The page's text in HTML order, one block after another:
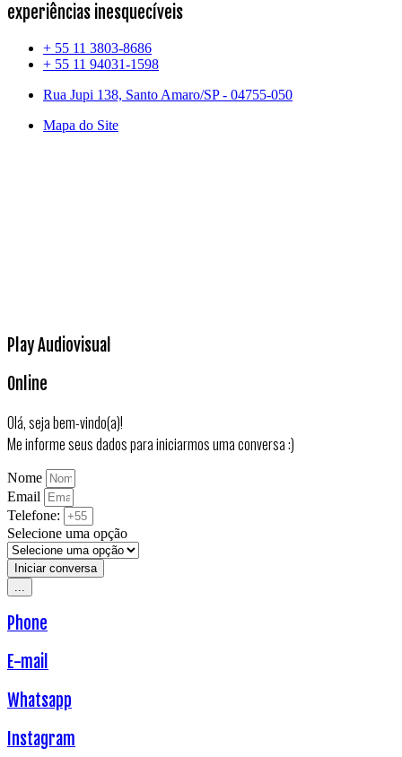
experiências inesquecíveis
+ 55 11 3803-8686
+ 55 11 94031-1598
Rua Jupi 138, Santo Amaro/SP - 04755-050
Mapa do Site
Play Audiovisual
Online
Olá, seja bem-vindo(a)!
Me informe seus dados para iniciarmos uma conversa :)
Nome
Email
Telefone:
Selecione uma opção
Iniciar conversa
Phone
E-mail
Whatsapp
Instagram